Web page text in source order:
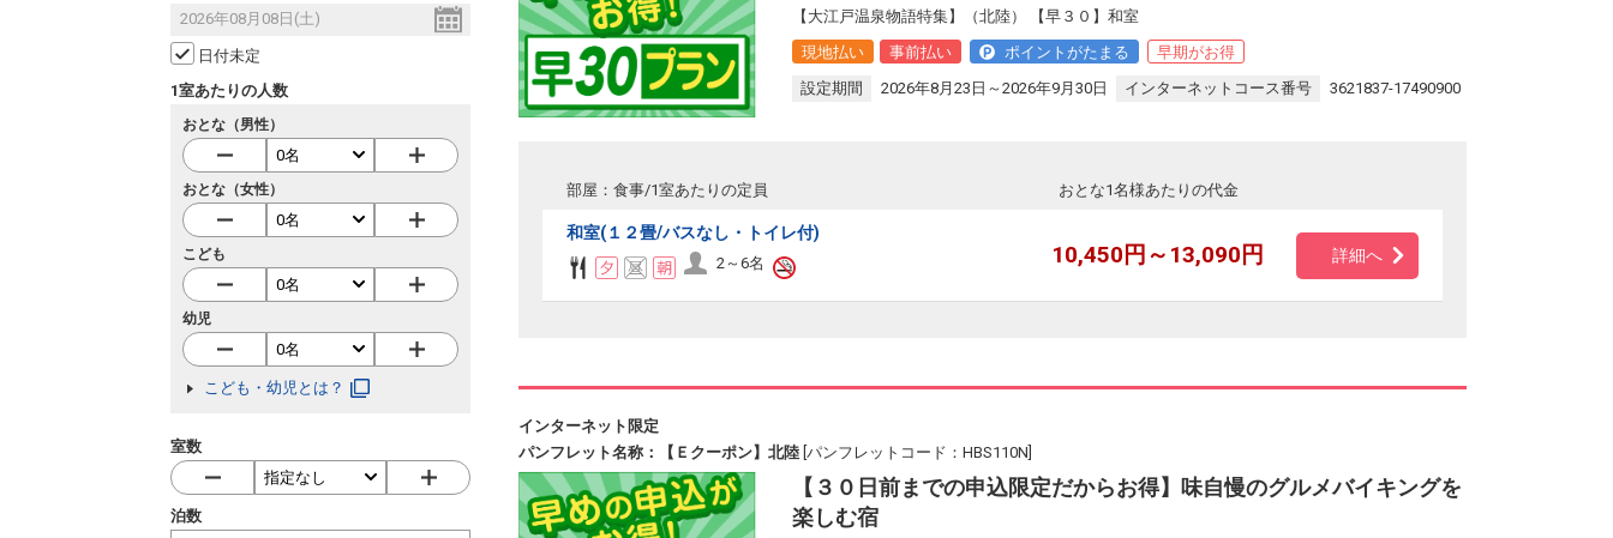
日付未定
1室あたりの人数
おとな（男性）
おとな（女性）
こども
幼児
こども・幼児とは？
室数
泊数
【大江戸温泉物語特集】（北陸） 【早３０】和室
現地払い
事前払い ポイントがたまる
早期がお得
設定期間
2026年8月23日～2026年9月30日 インターネットコース番号 3621837-17490900
部屋：食事/1室あたりの定員 おとな1名様あたりの代金
和室(１２畳/バスなし・トイレ付)
2～6名 10,450円～13,090円 詳細へ
インターネット限定
パンフレット名称：【Ｅクーポン】北陸 [パンフレットコード：HBS110N]
【３０日前までの申込限定だからお得】味自慢のグルメバイキングを
楽しむ宿